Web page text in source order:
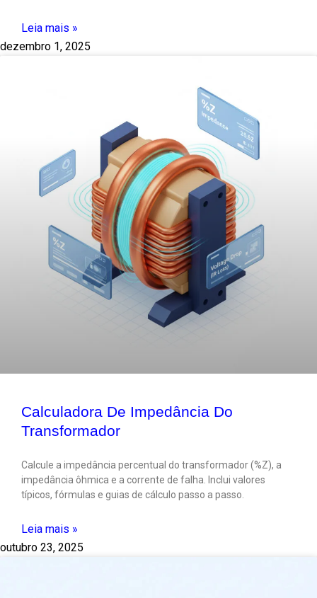
Leia mais »
dezembro 1, 2025
Calculadora De Impedância Do
Transformador
Calcule a impedância percentual do transformador (%Z), a
impedância ôhmica e a corrente de falha. Inclui valores
típicos, fórmulas e guias de cálculo passo a passo.
Leia mais »
outubro 23, 2025